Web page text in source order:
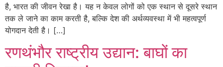
है, भारत की जीवन रेखा है। यह न केवल लोगों को एक स्थान से दूसरे स्थान
तक ले जाने का काम करती है, बल्कि देश की अर्थव्यवस्था में भी महत्वपूर्ण
योगदान देती है। […]
रणथंभौर राष्ट्रीय उद्यान: बाघों का